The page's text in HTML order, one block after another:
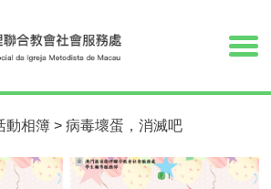
動相簿 > 病毒壞蛋，消滅吧